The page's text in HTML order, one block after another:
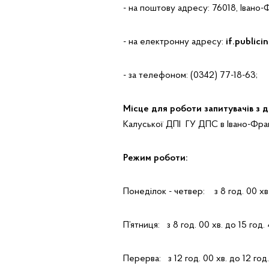
- на поштову адресу: 76018, Івано-
- на електронну адресу:
- за телефоном: (0342) 77-18-63;
Місце для роботи запитувачів з
Калуської ДПІ ГУ ДПС в Івано-
Режим роботи:
Понеділок - четвер: з 8 год. 00
П’ятниця: з 8 год. 00 хв. до 15 год.
Перерва: з 12 год. 00 хв. до 12